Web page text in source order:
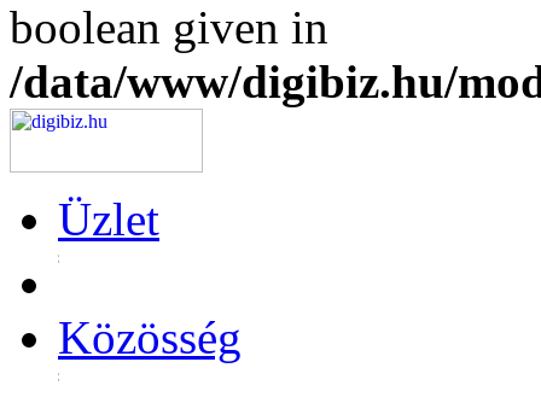
boolean given in
/data/www/digibiz.hu/
Üzlet
Közösség